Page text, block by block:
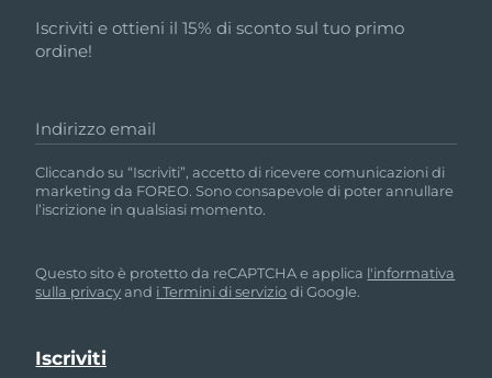
Iscriviti e ottieni il 15% di sconto sul tuo primo
ordine!
Indirizzo email
Cliccando su “Iscriviti”, accetto di ricevere comunicazioni di
marketing da FOREO. Sono consapevole di poter annullare
l’iscrizione in qualsiasi momento.
Questo sito è protetto da reCAPTCHA e applica l'informativa
sulla privacyand i Termini di serviziodi Google.